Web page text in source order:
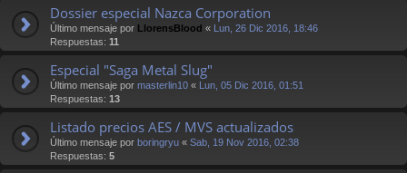
Dossier especial Nazca Corporation
Último mensaje por LlorensBlood « Lun, 26 Dic 2016, 18:46
Respuestas: 11
Especial "Saga Metal Slug"
Último mensaje por masterlin10 « Lun, 05 Dic 2016, 01:51
Respuestas: 13
Listado precios AES / MVS actualizados
Último mensaje por boringryu « Sab, 19 Nov 2016, 02:38
Respuestas: 5